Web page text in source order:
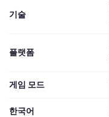
기술
플랫폼
게임 모드
한국어